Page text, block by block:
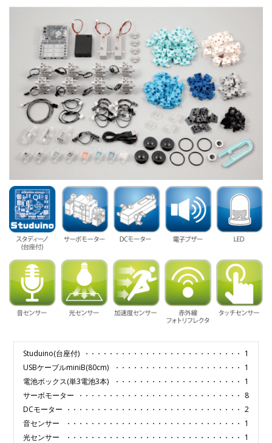
Studuino(台座付)
1
USBケーブルminiB(80cm)
1
電池ボックス(単3電池3本)
1
サーボモーター
8
DCモーター
2
音センサー
1
光センサー
1